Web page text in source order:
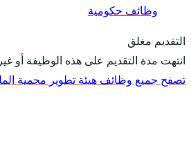
وظائف حكومية
التقديم مغلق
انتهت مدة التقديم على هذه الوظيفة أو
تصفح جميع وظائف هيئة تطوير محمية